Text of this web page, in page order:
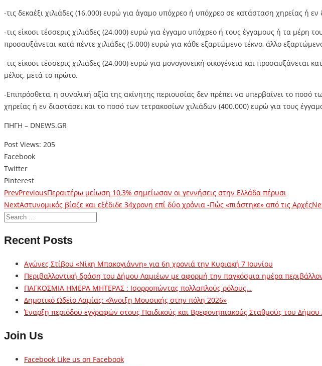
-τις δεκαέξι χιλιάδες (16.000) ευρώ για άγαμο υπόχρεο ή υπόχρεο σε κατάσταση χηρείας ή εν
-τις είκοσι τέσσερις χιλιάδες (24.000) ευρώ για έγγαμο υπόχρεο ή τους έγγαμους ή τα
προσαυξάνεται κατά πέντε χιλιάδες (5.000) ευρώ για κάθε εξαρτώμενο τέκνο, άλλο
-τις είκοσι τέσσερις χιλιάδες (24.000) ευρώ για μονογονεϊκή οικογένεια και
μέλος, μετά το πρώτο.
-Επιπρόσθετα, η συνολική αξία της ακίνητης περιουσίας δεν πρέπει να υπερβαίνει το
χηρείας ή εν διαστάσει και το ποσό των τετρακοσίων χιλιάδων (400.000) ευρώ για τους
ΠΗΓΗ – DNEWS.GR
Post Views: 205
Facebook
Twitter
Pinterest
PrevPreviousΠεραιτέρω μείωση 10,3% σημείωσαν οι γεννήσεις στην Ελλάδα πέρυσι
NextΑστυνομικός βίαζε και εξέδιδε 34χρονη επί δύο χρόνια -Πώς «πιάστηκε» από τις Αρχές
Recent Posts
Αγώνες Στίβου «Νίκη Μπακογιάννη» για 6η χρονιά την Κυριακή 7 Ιουνίου
Περιβαλλοντική δράση του Δήμου Λαμιέων με αφορμή την παγκόσμια ημέρα
ΠΑΓΚΟΣΜΙΑ ΗΜΕΡΑ ΜΗΤΕΡΑΣ : Ισορροπώντας πολλαπλούς ρόλους…
Δημοτικό Ωδείο Λαμίας: «Άνοιξη Μουσικής στην πόλη 2026»
Έναρξη περιόδου εγγραφών στους Παιδικούς και Βρεφονηπιακούς Σταθμούς του Δήμου
Join Us
Facebook Like us on Facebook